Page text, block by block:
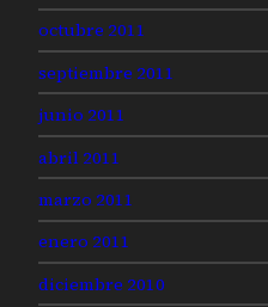
octubre 2011
septiembre 2011
junio 2011
abril 2011
marzo 2011
enero 2011
diciembre 2010